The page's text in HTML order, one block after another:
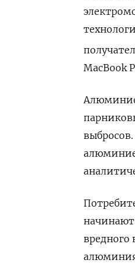
MacBook
начинают
алюминия